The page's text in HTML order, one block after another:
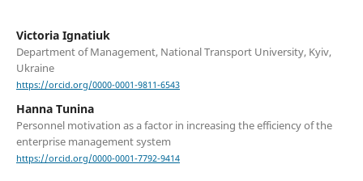
Victoria Ignatiuk
Department of Management, National Transport University, Kyiv,
Ukraine
https://orcid.org/0000-0001-9811-6543
Hanna Tunina
Personnel motivation as a factor in increasing the efficiency of the
enterprise management system
https://orcid.org/0000-0001-7792-9414